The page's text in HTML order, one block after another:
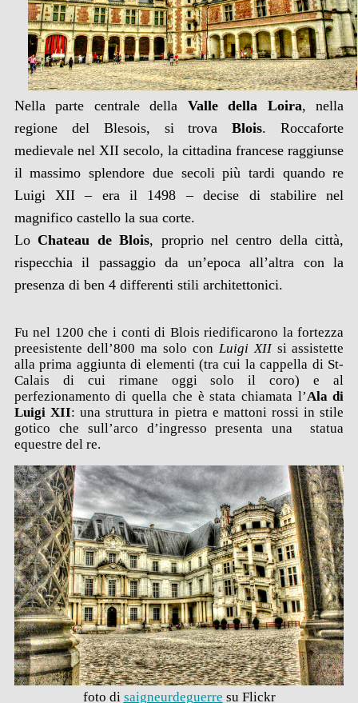
Nella parte centrale della Valle della Loira, nella
regione del Blesois, si trovaBlois. Roccaforte
medievale nel XII secolo, la cittadina francese raggiunse
il massimo splendore due secoli più tardi quando re
Luigi XII – era il 1498 – decise di stabilire nel
magnifico castello la sua corte.
Lo Chateau de Blois, proprio nel centro della città,
rispecchia il passaggio da un’epoca all’altra con la
presenza di ben 4 differenti stili architettonici.
Fu nel 1200 che i conti di Blois riedificarono la fortezza
preesistente dell’800 ma solo con Luigi XIIsi assistette
alla prima aggiunta di elementi (tra cui la cappella di St-
Calais di cui rimane oggi solo il coro) e al
perfezionamento di quella che è stata chiamata l’Ala di
Luigi XII: una struttura in pietra e mattoni rossi in stile
gotico che sull’arco d’ingresso presenta una statua
equestre del re.
foto di saigneurdeguerre su Flickr